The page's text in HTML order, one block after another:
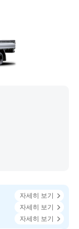
자세히 보기
자세히 보기
자세히 보기